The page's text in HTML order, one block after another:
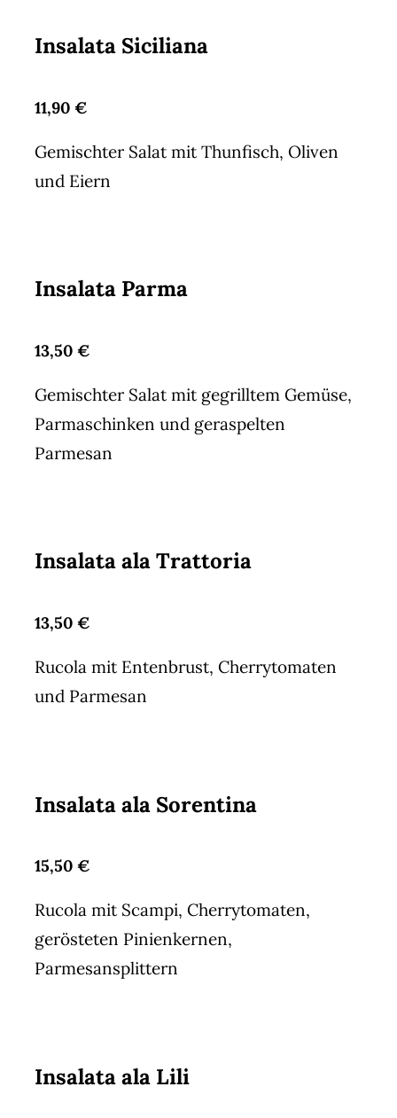
Insalata Siciliana
11,90 €
Gemischter Salat mit Thunfisch, Oliven
und Eiern
Insalata Parma
13,50 €
Gemischter Salat mit gegrilltem Gemüse,
Parmaschinken und geraspelten
Parmesan
Insalata ala Trattoria
13,50 €
Rucola mit Entenbrust, Cherrytomaten
und Parmesan
Insalata ala Sorentina
15,50 €
Rucola mit Scampi, Cherrytomaten,
gerösteten Pinienkernen,
Parmesansplittern
Insalata ala Lili